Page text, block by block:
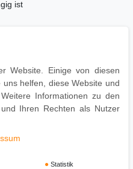
ist
und sicher verpackt
mildem Reinigungsmittel
- keine scharfen
verwenden.
Website. Einige von diesen
helfen, diese Website und
Informationen zu den
Ihren Rechten als Nutzer
Statistik